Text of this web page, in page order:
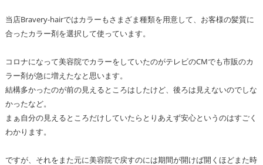
当店Bravery-hairではカラーもさまざま種類を用意して、お客様の髪質に
合ったカラー剤を選択して使っています。
コロナになって美容院でカラーをしていたのがテレビのCMでも市販のカ
ラー剤が急に増えたなと思います。
結構多かったのが前の見えるところはしたけど、後ろは見えないのでしな
かったなど。
まぁ自分の見えるところだけしていたらとりあえず安心というのはすごく
わかります。
ですが、それをまた元に美容院で戻すのには期間が開けば開くほどまた時